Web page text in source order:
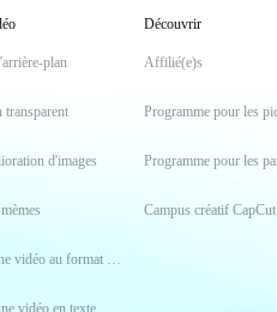
plan
d'images
Convertir une vidéo au format MP4
vidéo en texte
Découvrir
Affilié(e)s
Campus créatif CapCut